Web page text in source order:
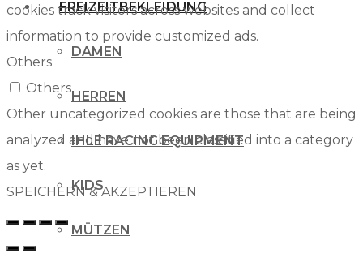
FREIZEITBEKLEIDUNG
DAMEN
HERREN
IHLE RACING EQUIPMENT
KIDS
MÜTZEN
cookies track visitors across websites and collect
information to provide customized ads.
Others
Others
Other uncategorized cookies are those that are being
analyzed and have not been classified into a category
as yet.
SPEICHERN & AKZEPTIEREN